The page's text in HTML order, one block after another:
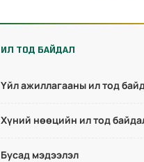
ИЛ ТОД БАЙДАЛ
Үйл ажиллагааны ил тод
Хүний нөөцийн ил тод
Бусад мэдээлэл